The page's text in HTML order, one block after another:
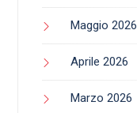
Maggio 2026
Aprile 2026
Marzo 2026